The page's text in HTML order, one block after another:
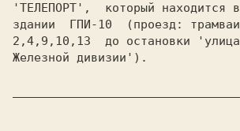
'ТЕЛЕПОРТ',  который находится в
здании  ГПИ-10  (проезд: трамваи
2,4,9,10,13  до остановки 'улица
Железной дивизии').